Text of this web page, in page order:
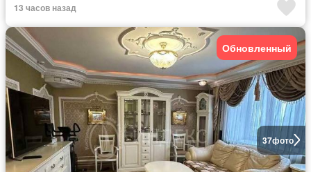
13 часов назад
37фото
Обновленный